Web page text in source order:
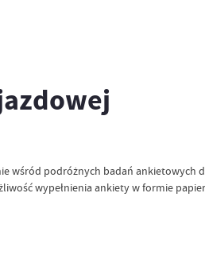
wśród podróżnych badań ankietowych
wypełnienia ankiety w formie